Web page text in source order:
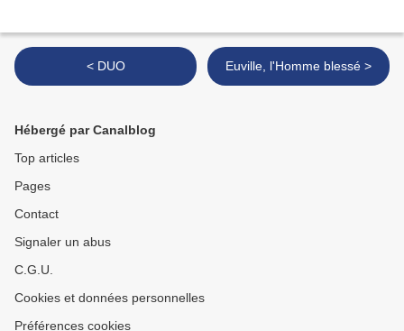
< DUO Euville, l'Homme blessé >
Hébergé par Canalblog
Top articles
Pages
Contact
Signaler un abus
C.G.U.
Cookies et données personnelles
Préférences cookies